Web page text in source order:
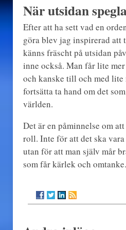
När utsidan
Efter att ha sett vad en
göra blev jag inspirerad att
känns fräscht på utsidan
inne också. Man får lite
och kanske till och med
fortsätta ta hand om det
världen.
Det är en påminnelse om
roll. Inte för att det ska
utan för att man själv mår
som får kärlek och omtanke.